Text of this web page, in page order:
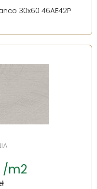
30x60 46AE42P
/m2